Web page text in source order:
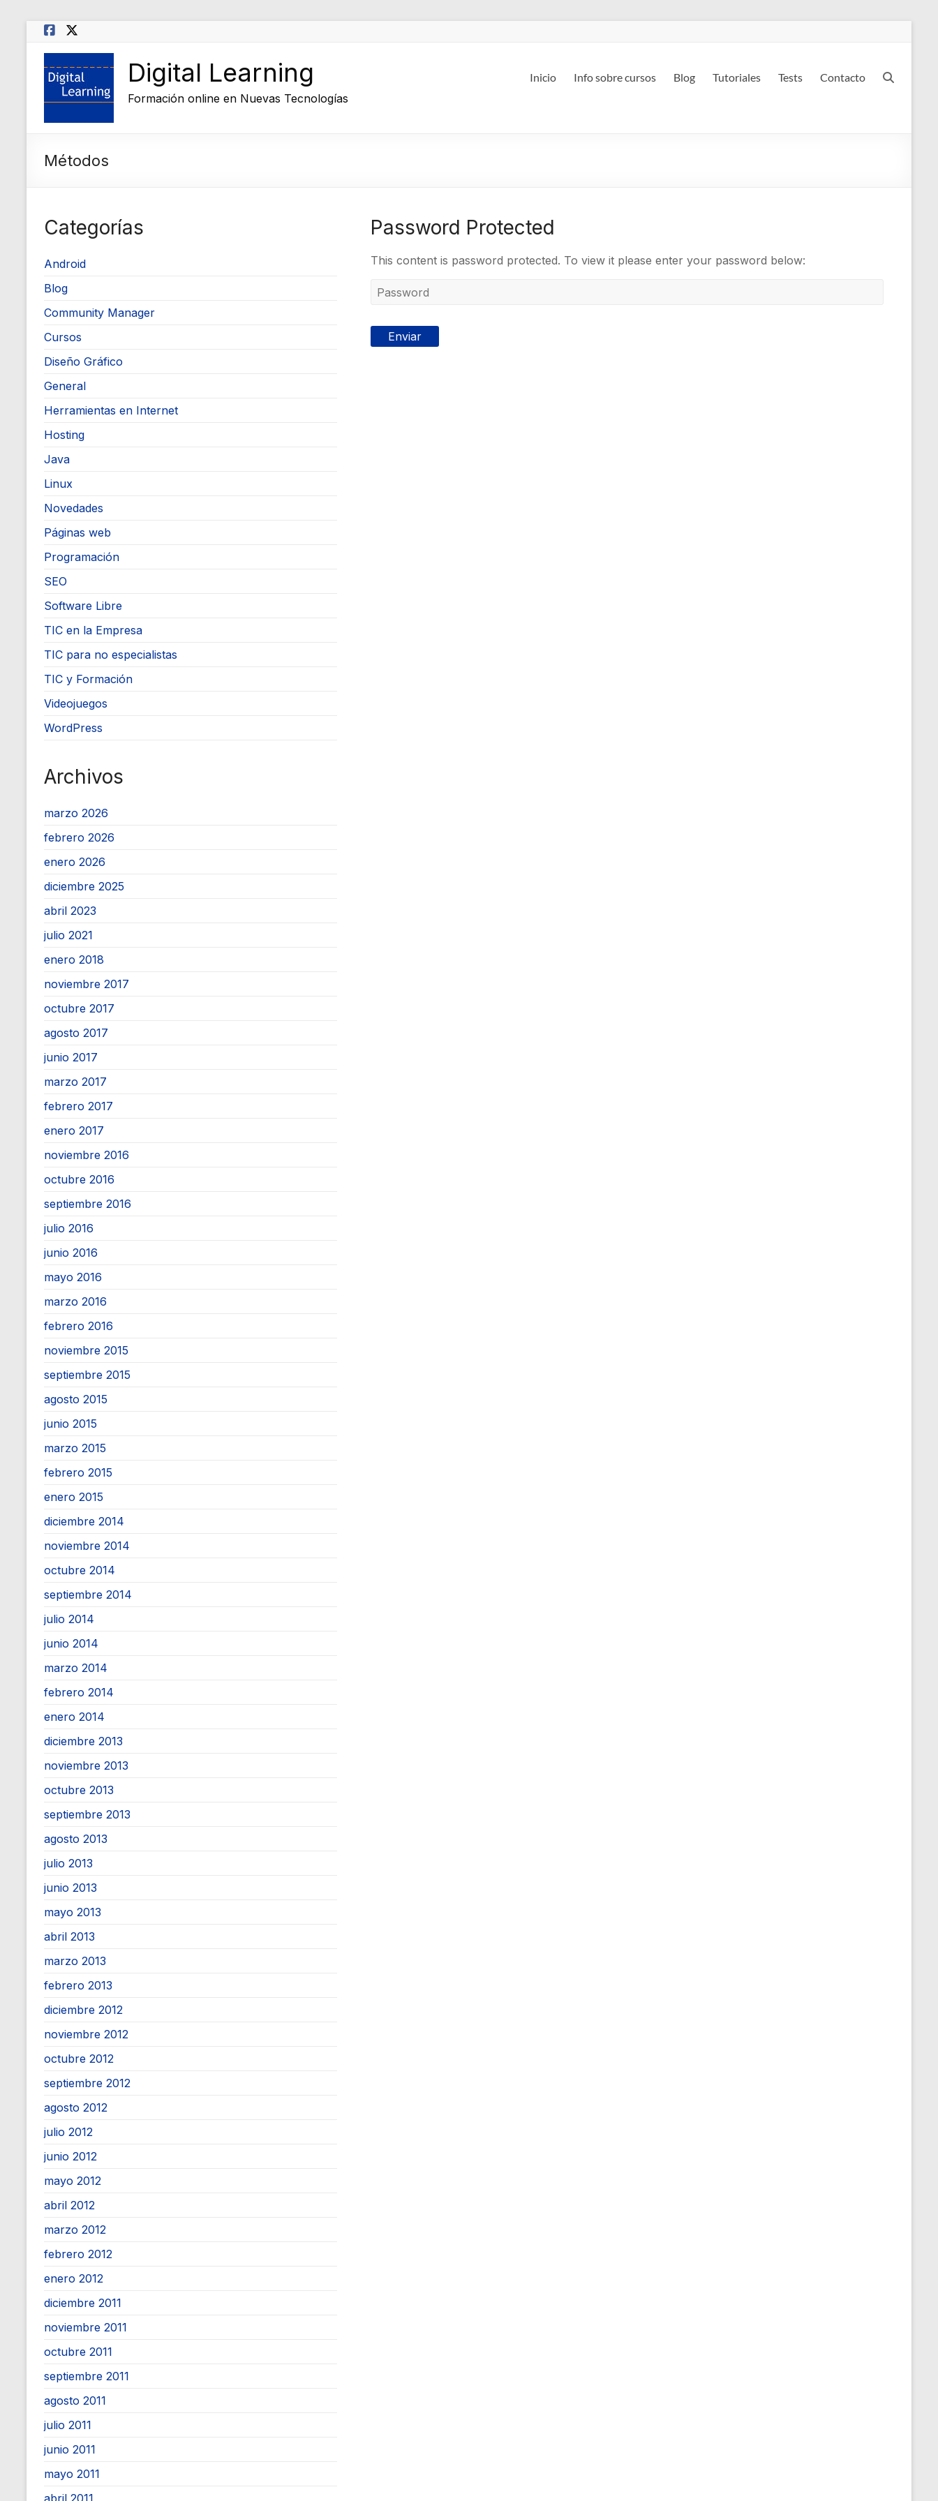
Saltar
contenido
Digital Learning
Formación online en Nuevas Tecnologías
Inicio Info sobre cursos Blog Tutoriales Tests Contacto
Métodos
Password Protected
This content is password protected. To view it please enter your password below:
Categorías
Android
Blog
Community Manager
Cursos
Diseño Gráfico
General
Herramientas en Internet
Hosting
Java
Linux
Novedades
Páginas web
Programación
SEO
Software Libre
TIC en la Empresa
TIC para no especialistas
TIC y Formación
Videojuegos
WordPress
Archivos
marzo 2026
febrero 2026
enero 2026
diciembre 2025
abril 2023
julio 2021
enero 2018
noviembre 2017
octubre 2017
agosto 2017
junio 2017
marzo 2017
febrero 2017
enero 2017
noviembre 2016
octubre 2016
septiembre 2016
julio 2016
junio 2016
mayo 2016
marzo 2016
febrero 2016
noviembre 2015
septiembre 2015
agosto 2015
junio 2015
marzo 2015
febrero 2015
enero 2015
diciembre 2014
noviembre 2014
octubre 2014
septiembre 2014
julio 2014
junio 2014
marzo 2014
febrero 2014
enero 2014
diciembre 2013
noviembre 2013
octubre 2013
septiembre 2013
agosto 2013
julio 2013
junio 2013
mayo 2013
abril 2013
marzo 2013
febrero 2013
diciembre 2012
noviembre 2012
octubre 2012
septiembre 2012
agosto 2012
julio 2012
junio 2012
mayo 2012
abril 2012
marzo 2012
febrero 2012
enero 2012
diciembre 2011
noviembre 2011
octubre 2011
septiembre 2011
agosto 2011
julio 2011
junio 2011
mayo 2011
abril 2011